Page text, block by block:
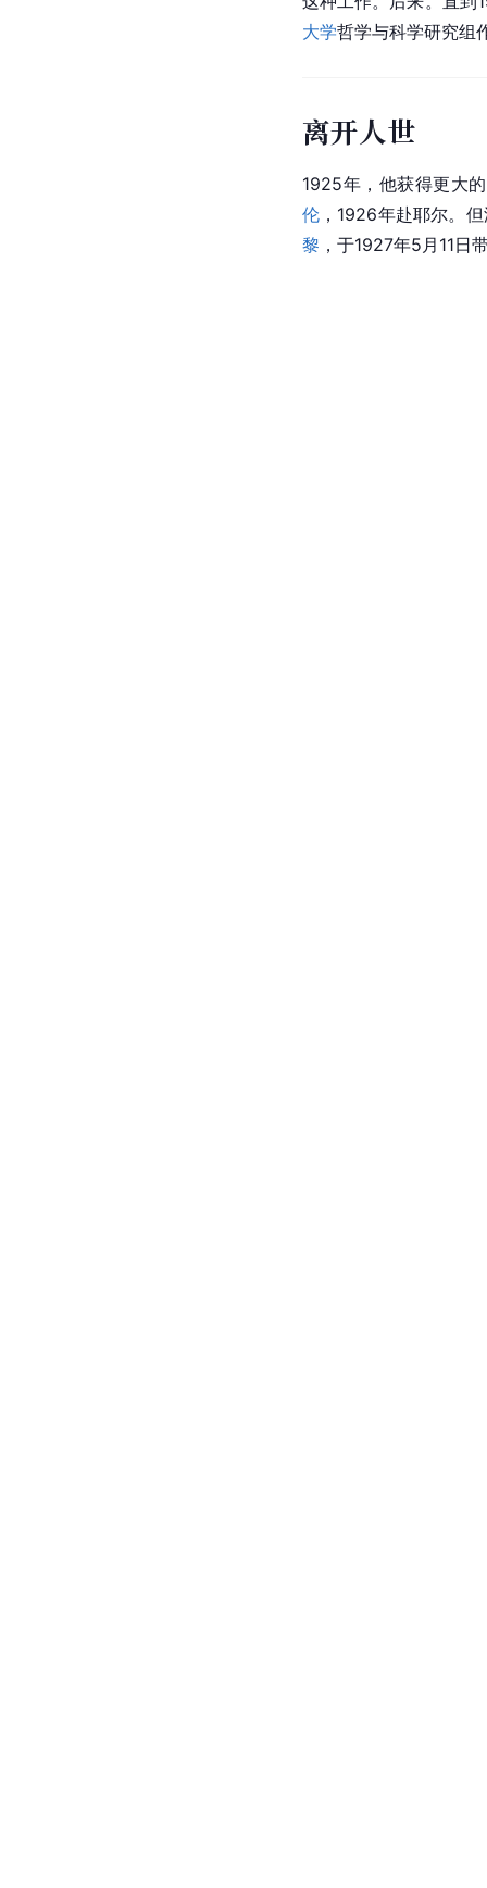
大学哲学与科学研究组
离开人世
1925年，他获得更大
伦 ，1926年赴耶尔。
黎 ，于1927年5月11日